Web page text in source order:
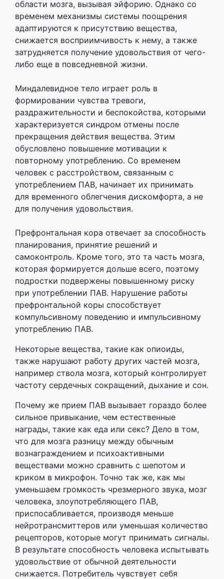
области мозга, вызывая эйфорию. Однако со
временем механизмы системы поощрения
адаптируются к присутствию вещества,
снижается восприимчивость к нему, а также
затрудняется получение удовольствия от чего-
либо еще в повседневной жизни.
Миндалевидное тело играет роль в
формировании чувства тревоги,
раздражительности и беспокойства, которыми
характеризуется синдром отмены после
прекращения действия вещества. Этим
обусловлено повышение мотивации к
повторному употреблению. Со временем
человек с расстройством, связанным с
употреблением ПАВ, начинает их принимать
для временного облегчения дискомфорта, а не
для получения удовольствия.
Префронтальная кора отвечает за способность
планирования, принятие решений и
самоконтроль. Кроме того, это та часть мозга,
которая формируется дольше всего, поэтому
подростки подвержены повышенному риску
при употреблении ПАВ. Нарушение работы
префронтальной коры способствует
компульсивному поведению и импульсивному
употреблению ПАВ.
Некоторые вещества, такие как опиоиды,
также нарушают работу других частей мозга,
например ствола мозга, который контролирует
частоту сердечных сокращений, дыхание и сон.
Почему же прием ПАВ вызывает гораздо более
сильное привыкание, чем естественные
награды, такие как еда или секс? Дело в том,
что для мозга разницу между обычным
вознаграждением и психоактивными
веществами можно сравнить с шепотом и
криком в микрофон. Точно так же, как мы
уменьшаем громкость чрезмерного звука, мозг
человека, злоупотребляющего ПАВ,
приспосабливается, производя меньше
нейротрансмиттеров или уменьшая количество
рецепторов, которые могут принимать сигналы.
В результате способность человека испытывать
удовольствие от обычной деятельности
снижается. Потребитель чувствует себя